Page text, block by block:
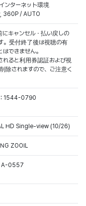
ンターネット環境
360P / AUTO
キャンセル・払い戻しの
。受付終了後は視聴の有
できません。
ると利用券認証および視
除されますので、ご注意く
: 1544-0790
HD Single-view (10/26)
ZOOIL
A-0557